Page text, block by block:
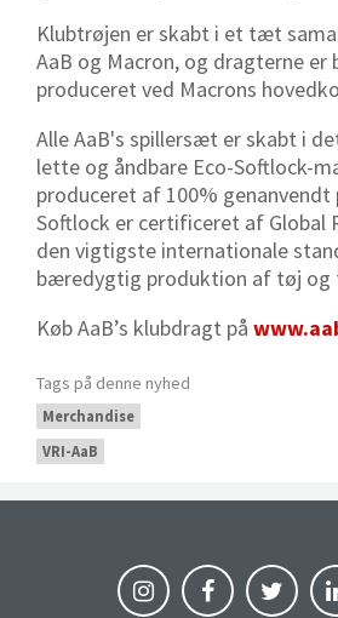
Klubtrøjen er skabt i et tæt
AaB og Macron, og dragterne er
produceret ved Macrons
Alle AaB's spillersæt er skabt i
lette og åndbare Eco-Softlock-
produceret af 100% genanvendt
Softlock er certificeret af Global
den vigtigste internationale
bæredygtig produktion af tøj og
Køb AaB’s klubdragt på
Tags på denne nyhed
Merchandise
VRI-AaB